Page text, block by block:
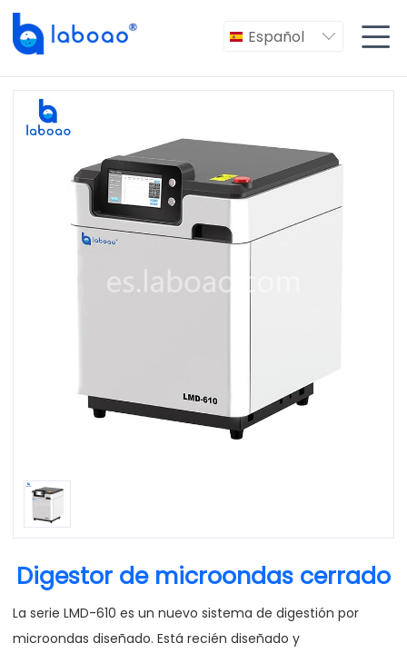
Español  
Digestor de microondas cerrado
La serie LMD-610 es un nuevo sistema de digestión por
microondas diseñado. Está recién diseñado y